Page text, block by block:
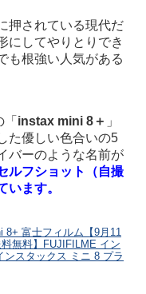
押されている現代だ
にしてやりとりでき
も根強い人気がある
instax mini 8＋ 」
た優しい色合いの5
バーのような名前が
ルフショット（自撮
います。
8+ 富士フィルム【9月11
無料】FUJIFILME イン
ンスタックス ミニ 8 プラ